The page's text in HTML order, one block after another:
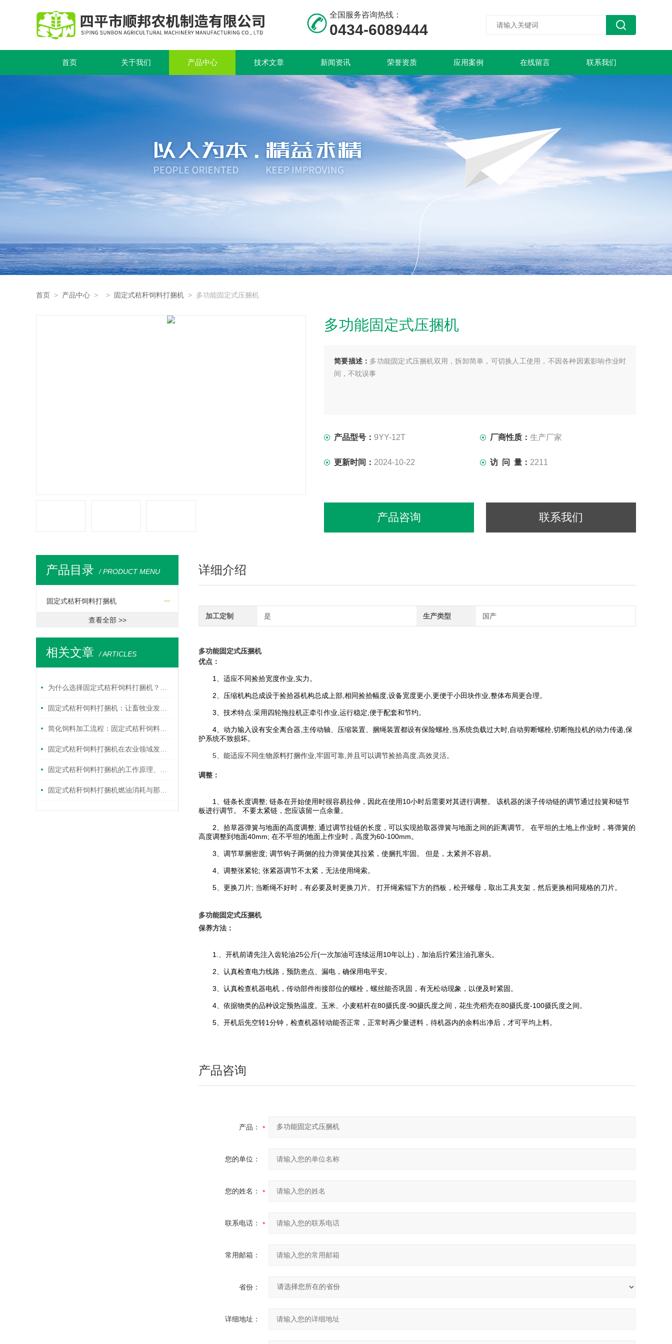
全国服务咨询热线：
0434-6089444
首页 关于我们 产品中心 技术文章 新闻资讯 荣誉资质 应用案例 在线留言 联系我们
首页 > 产品中心 > > 固定式秸秆饲料打捆机 > 多功能固定式压捆机
多功能固定式压捆机
简要描述： 多功能固定式压捆机双用，拆卸简单，可切换人工使用，不因各种因素影响作业时
间，不耽误事
产品型号： 9YY-12T 厂商性质： 生产厂家
更新时间： 2024-10-22 访 问 量： 2211
产品咨询 联系我们
产品目录 / PRODUCT MENU
固定式秸秆饲料打捆机
查看全部 >>
相关文章 / ARTICLES
为什么选择固定式秸秆饲料打捆机？看这里找答案
固定式秸秆饲料打捆机：让畜牧业发展更上一层楼
简化饲料加工流程：固定式秸秆饲料打捆机实现自动化打捆
固定式秸秆饲料打捆机在农业领域发挥更加重要的作用
固定式秸秆饲料打捆机的工作原理、应用和维护介绍
固定式秸秆饲料打捆机燃油消耗与那些因素有关？
详细介绍
加工定制 是 生产类型 国产
多功能固定式压捆机
优点：
1、适应不同捡拾宽度作业,实力。
2、压缩机构总成设于捡拾器机构总成上部,相同捡拾幅度,设备宽度更小,更便于小田块作业,整体布局更合理。
3、技术特点:采用四轮拖拉机正牵引作业,运行稳定,便于配套和节约。
4、动力输入设有安全离合器,主传动轴、压缩装置、捆绳装置都设有保险螺栓,当系统负载过大时,自动剪断螺栓,切断拖拉机的动力传递,保
护系统不致损坏。
5、能适应不同生物原料打捆作业,牢固可靠,并且可以调节捡拾高度,高效灵活。
调整：
1、链条长度调整; 链条在开始使用时很容易拉伸，因此在使用10小时后需要对其进行调整。 该机器的滚子传动链的调节通过拉簧和链节
板进行调节。 不要太紧链，您应该留一点余量。
2、拾草器弹簧与地面的高度调整; 通过调节拉链的长度，可以实现拾取器弹簧与地面之间的距离调节。 在平坦的土地上作业时，将弹簧的
高度调整到地面40mm; 在不平坦的地面上作业时，高度为60-100mm。
3、调节草捆密度; 调节钩子两侧的拉力弹簧使其拉紧，使捆扎牢固。 但是，太紧并不容易。
4、调整张紧轮; 张紧器调节不太紧，无法使用绳索。
5、更换刀片; 当断绳不好时，有必要及时更换刀片。 打开绳索辊下方的挡板，松开螺母，取出工具支架，然后更换相同规格的刀片。
多功能固定式压捆机
保养方法：
1.、开机前请先注入齿轮油25公斤(一次加油可连续运用10年以上)，加油后拧紧注油孔塞头。
2、认真检查电力线路，预防患点、漏电，确保用电平安。
3、认真检查机器电机，传动部件衔接部位的螺栓，螺丝能否巩固，有无松动现象，以便及时紧固。
4、依据物类的品种设定预热温度。玉米、小麦秸杆在80摄氏度-90摄氏度之间，花生壳稻壳在80摄氏度-100摄氏度之间。
5、开机后先空转1分钟，检查机器转动能否正常，正常时再少量进料，待机器内的余料出净后，才可平均上料。
产品咨询
产品：
您的单位：
您的姓名：
联系电话：
常用邮箱：
省份：
详细地址：